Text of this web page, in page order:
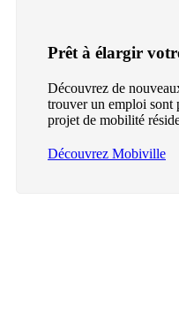
Prêt à élargir
Découvrez de
trouver un emploi sont
projet de mobilité
Découvrez Mobiville